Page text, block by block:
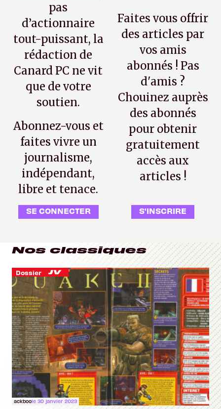
pas
d’actionnaire
tout-puissant, la
rédaction de
Canard PC ne vit
que de votre
soutien.
Abonnez-vous et
faites vivre un
journalisme,
indépendant,
libre et tenace.
SE CONNECTER
Faites vous offrir
des articles par
vos amis
abonnés ! Pas
d'amis ?
Chouinez auprès
des abonnés
pour obtenir
gratuitement
accès aux
articles !
S'INSCRIRE
Nos classiques
Dossier
ackboole 30 janvier 2023